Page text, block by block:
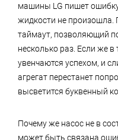
машины LG пишет ошибку
жидкости не произошла.
таймаут, позволяющий
несколько раз. Если же в
увенчаются успехом, и
агрегат перестанет
высветится буквенный
Почему же насос не в
может быть связана